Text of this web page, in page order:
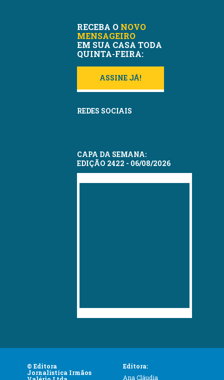
RECEBA O NOVO
MENSAGEIRO
EM SUA CASA TODA
QUINTA-FEIRA:
ASSINE JÁ!
REDES SOCIAIS
CAPA DA SEMANA:
EDIÇÃO 2422 - 06/08/2026
© Editora
Jornalística Irmãos
Editora:
Ana Cláudia